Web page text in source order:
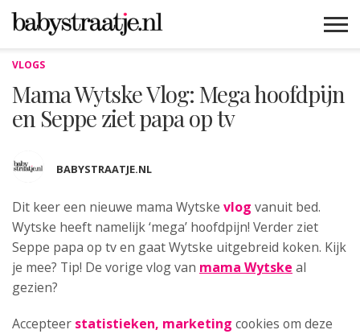
VLOGS
Mama Wytske Vlog: Mega hoofdpijn
en Seppe ziet papa op tv
BABYSTRAATJE.NL
Dit keer een nieuwe mama Wytske vlog vanuit bed.
Wytske heeft namelijk ‘mega’ hoofdpijn! Verder ziet
Seppe papa op tv en gaat Wytske uitgebreid koken. Kijk
je mee? Tip! De vorige vlog van mama Wytske al
gezien?
Accepteer statistieken, marketing cookies om deze